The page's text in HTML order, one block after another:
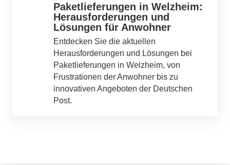
Paketlieferungen in Welzheim:
Herausforderungen und
Lösungen für Anwohner
Entdecken Sie die aktuellen
Herausforderungen und Lösungen bei
Paketlieferungen in Welzheim, von
Frustrationen der Anwohner bis zu
innovativen Angeboten der Deutschen
Post.